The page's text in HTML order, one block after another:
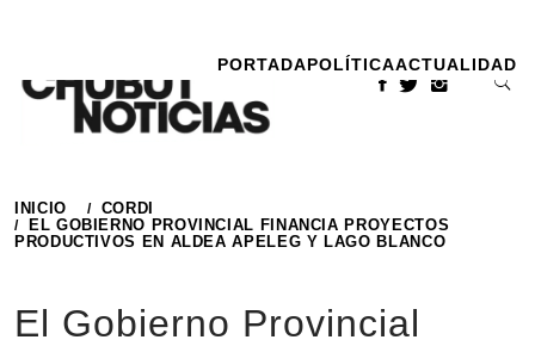
contenido
PORTADAPOLÍTICAACTUALIDAD
INICIO
CORDI
EL GOBIERNO PROVINCIAL FINANCIA PROYECTOS
PRODUCTIVOS EN ALDEA APELEG Y LAGO BLANCO
El Gobierno Provincial